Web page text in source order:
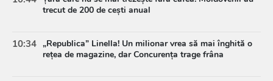
trecut de 200 de cești anual
10:34 „Republica” Linella! Un milionar vrea să mai înghită o
rețea de magazine, dar Concurența trage frâna